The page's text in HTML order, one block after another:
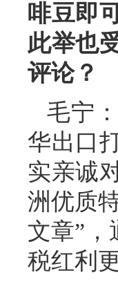
啡豆即
此举也
评论？
毛宁
华出口
实亲诚
洲优质
文章”，
税红利